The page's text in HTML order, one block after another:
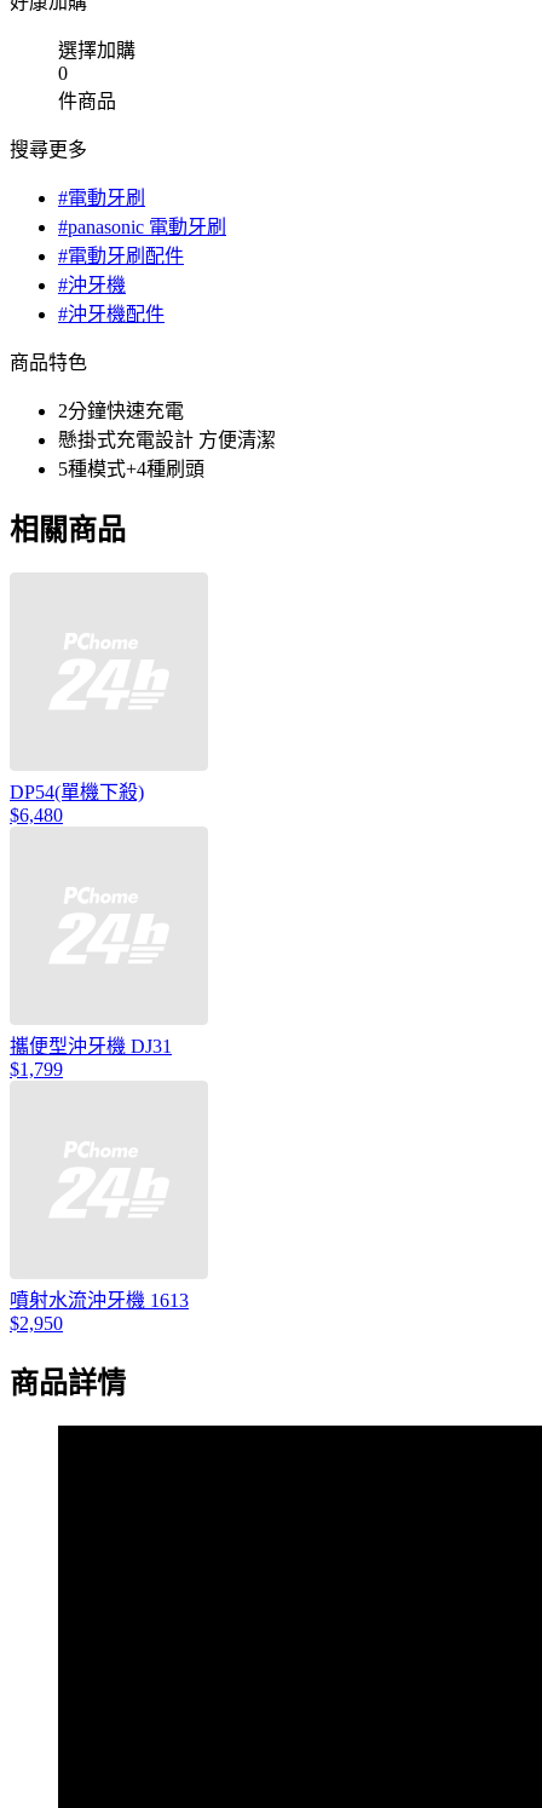
選擇加購
0
件商品
搜尋更多
#電動牙刷
#panasonic 電動牙刷
#電動牙刷配件
#沖牙機
#沖牙機配件
商品特色
2分鐘快速充電
懸掛式充電設計 方便清潔
5種模式+4種刷頭
相關商品
DP54(單機下殺)
$6,480
攜便型沖牙機 DJ31
$1,799
噴射水流沖牙機 1613
$2,950
商品詳情